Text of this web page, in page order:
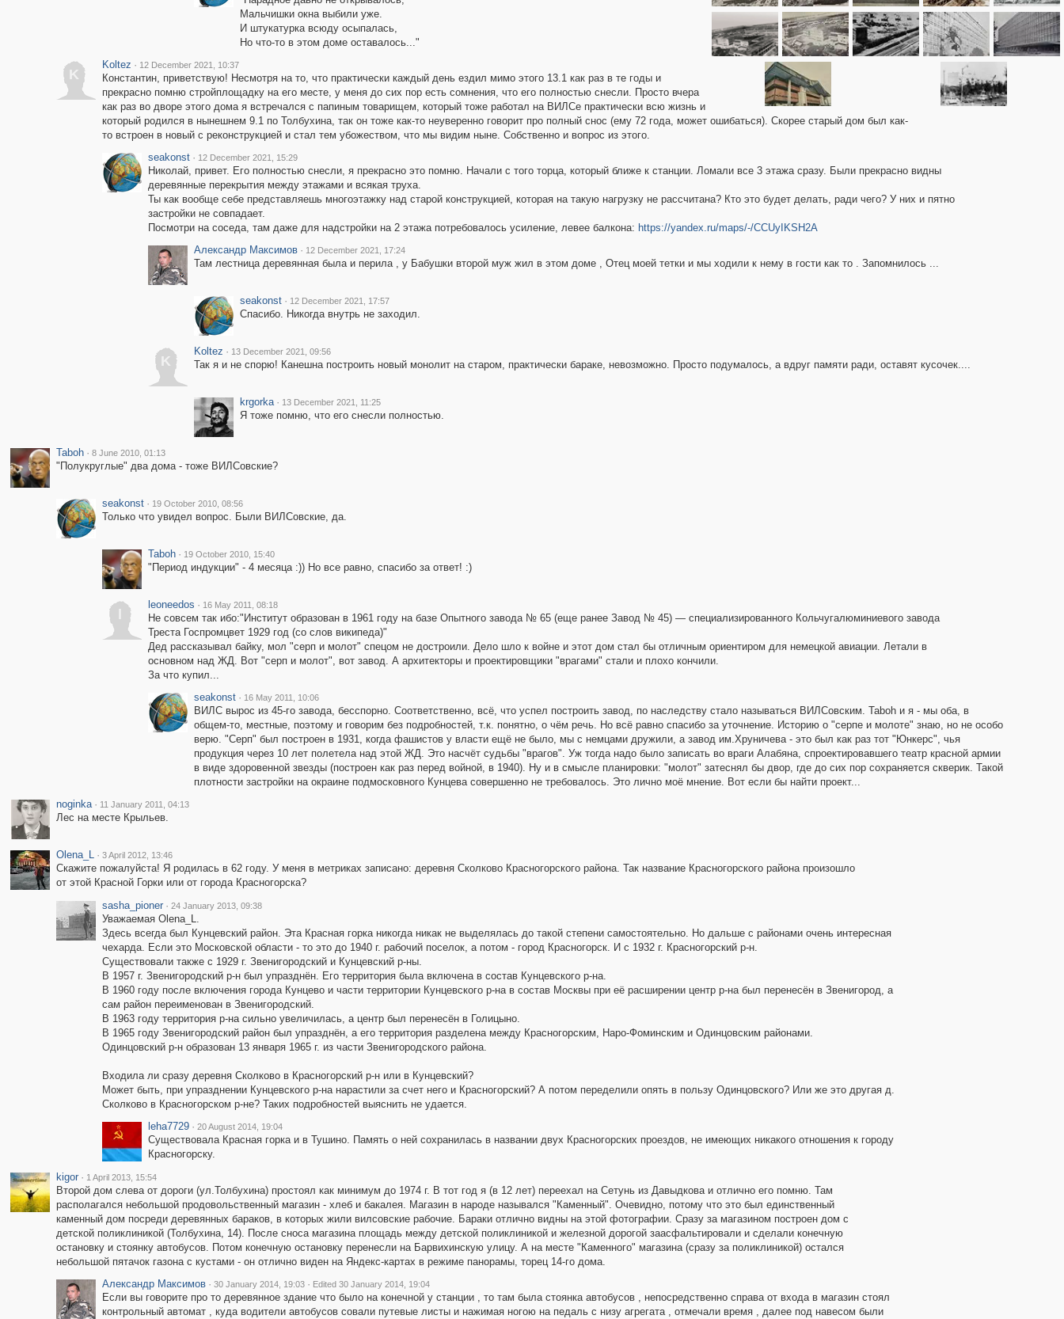
Мальчишки окна выбили уже.
И штукатурка всюду осыпалась,
Но что-то в этом доме оставалось..."
K
Koltez · 12 December 2021, 10:37
Константин, приветствую! Несмотря на то, что практически каждый день ездил мимо этого 13.1 как раз в те годы и
прекрасно помню стройплощадку на его месте, у меня до сих пор есть сомнения, что его полностью снесли. Просто вчера
как раз во дворе этого дома я встречался с папиным товарищем, который тоже работал на ВИЛСе практически всю жизнь и
который родился в нынешнем 9.1 по Толбухина, так он тоже как-то неуверенно говорит про полный снос (ему 72 года, может ошибаться). Скорее старый дом был как-
то встроен в новый с реконструкцией и стал тем убожеством, что мы видим ныне. Собственно и вопрос из этого.
seakonst · 12 December 2021, 15:29
Николай, привет. Его полностью снесли, я прекрасно это помню. Начали с того торца, который ближе к станции. Ломали все 3 этажа сразу. Были прекрасно видны
деревянные перекрытия между этажами и всякая труха.
Ты как вообще себе представляешь многоэтажку над старой конструкцией, которая на такую нагрузку не рассчитана? Кто это будет делать, ради чего? У них и пятно
застройки не совпадает.
Посмотри на соседа, там даже для надстройки на 2 этажа потребовалось усиление, левее балкона: https://yandex.ru/maps/-/CCUyIKSH2A
Александр Максимов · 12 December 2021, 17:24
Там лестница деревянная была и перила , у Бабушки второй муж жил в этом доме , Отец моей тетки и мы ходили к нему в гости как то . Запомнилось ...
seakonst · 12 December 2021, 17:57
Спасибо. Никогда внутрь не заходил.
K
Koltez · 13 December 2021, 09:56
Так я и не спорю! Канешна построить новый монолит на старом, практически бараке, невозможно. Просто подумалось, а вдруг памяти ради, оставят кусочек....
krgorka · 13 December 2021, 11:25
Я тоже помню, что его снесли полностью.
Taboh · 8 June 2010, 01:13
"Полукруглые" два дома - тоже ВИЛСовские?
seakonst · 19 October 2010, 08:56
Только что увидел вопрос. Были ВИЛСовские, да.
Taboh · 19 October 2010, 15:40
"Период индукции" - 4 месяца :)) Но все равно, спасибо за ответ! :)
leoneedos · 16 May 2011, 08:18
Не совсем так ибо:"Институт образован в 1961 году на базе Опытного завода № 65 (еще ранее Завод № 45) — специализированного Кольчугалюминиевого завода
Треста Госпромцвет 1929 год (со слов википеда)"
Дед рассказывал байку, мол "серп и молот" спецом не достроили. Дело шло к войне и этот дом стал бы отличным ориентиром для немецкой авиации. Летали в
основном над ЖД. Вот "серп и молот", вот завод. А архитекторы и проектировщики "врагами" стали и плохо кончили.
За что купил...
seakonst · 16 May 2011, 10:06
ВИЛС вырос из 45-го завода, бесспорно. Соответственно, всё, что успел построить завод, по наследству стало называться ВИЛСовским. Taboh и я - мы оба, в
общем-то, местные, поэтому и говорим без подробностей, т.к. понятно, о чём речь. Но всё равно спасибо за уточнение. Историю о "серпе и молоте" знаю, но не особо
верю. "Серп" был построен в 1931, когда фашистов у власти ещё не было, мы с немцами дружили, а завод им.Хруничева - это был как раз тот "Юнкерс", чья
продукция через 10 лет полетела над этой ЖД. Это насчёт судьбы "врагов". Уж тогда надо было записать во враги Алабяна, спроектировавшего театр красной армии
в виде здоровенной звезды (построен как раз перед войной, в 1940). Ну и в смысле планировки: "молот" затеснял бы двор, где до сих пор сохраняется скверик. Такой
плотности застройки на окраине подмосковного Кунцева совершенно не требовалось. Это лично моё мнение. Вот если бы найти проект...
noginka · 11 January 2011, 04:13
Лес на месте Крыльев.
Olena_L · 3 April 2012, 13:46
Скажите пожалуйста! Я родилась в 62 году. У меня в метриках записано: деревня Сколково Красногорского района. Так название Красногорского района произошло
от этой Красной Горки или от города Красногорска?
sasha_pioner · 24 January 2013, 09:38
Уважаемая Olena_L.
Здесь всегда был Кунцевский район. Эта Красная горка никогда никак не выделялась до такой степени самостоятельно. Но дальше с районами очень интересная
чехарда. Если это Московской области - то это до 1940 г. рабочий поселок, а потом - город Красногорск. И с 1932 г. Красногорский р-н.
Существовали также с 1929 г. Звенигородский и Кунцевский р-ны.
В 1957 г. Звенигородский р-н был упразднён. Его территория была включена в состав Кунцевского р-на.
В 1960 году после включения города Кунцево и части территории Кунцевского р-на в состав Москвы при её расширении центр р-на был перенесён в Звенигород, а
сам район переименован в Звенигородский.
В 1963 году территория р-на сильно увеличилась, а центр был перенесён в Голицыно.
В 1965 году Звенигородский район был упразднён, а его территория разделена между Красногорским, Наро-Фоминским и Одинцовским районами.
Одинцовский р-н образован 13 января 1965 г. из части Звенигородского района.
Входила ли сразу деревня Сколково в Красногорский р-н или в Кунцевский?
Может быть, при упразднении Кунцевского р-на нарастили за счет него и Красногорский? А потом переделили опять в пользу Одинцовского? Или же это другая д.
Сколково в Красногорском р-не? Таких подробностей выяснить не удается.
leha7729 · 20 August 2014, 19:04
Существовала Красная горка и в Тушино. Память о ней сохранилась в названии двух Красногорских проездов, не имеющих никакого отношения к городу
Красногорску.
kigor · 1 April 2013, 15:54
Второй дом слева от дороги (ул.Толбухина) простоял как минимум до 1974 г. В тот год я (в 12 лет) переехал на Сетунь из Давыдкова и отлично его помню. Там
располагался небольшой продовольственный магазин - хлеб и бакалея. Магазин в народе назывался "Каменный". Очевидно, потому что это был единственный
каменный дом посреди деревянных бараков, в которых жили вилсовские рабочие. Бараки отлично видны на этой фотографии. Сразу за магазином построен дом с
детской поликлиникой (Толбухина, 14). После сноса магазина площадь между детской поликлиникой и железной дорогой заасфальтировали и сделали конечную
остановку и стоянку автобусов. Потом конечную остановку перенесли на Барвихинскую улицу. А на месте "Каменного" магазина (сразу за поликлиникой) остался
небольшой пятачок газона с кустами - он отлично виден на Яндекс-картах в режиме панорамы, торец 14-го дома.
Александр Максимов · 30 January 2014, 19:03 · Edited 30 January 2014, 19:04
Если вы говорите про то деревянное здание что было на конечной у станции , то там была стоянка автобусов , непосредственно справа от входа в магазин стоял
контрольный автомат , куда водители автобусов совали путевые листы и нажимая ногою на педаль с низу агрегата , отмечали время , далее под навесом были